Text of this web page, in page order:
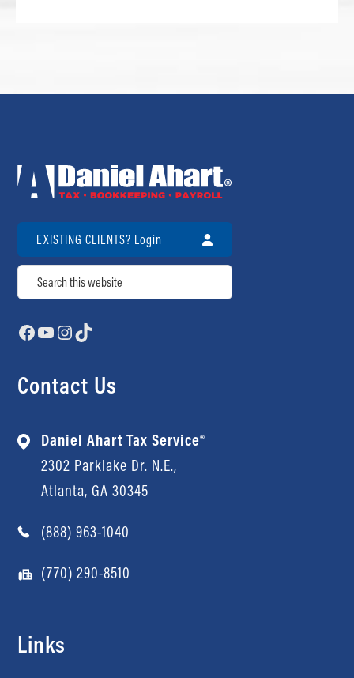
EXISTING CLIENTS? Login
Search
Facebook
YouTube
Instagram
TikTok
Contact Us
Daniel Ahart Tax Service®
2302 Parklake Dr. N.E.,
Atlanta, GA 30345
(888) 963-1040
(770) 290-8510
Links